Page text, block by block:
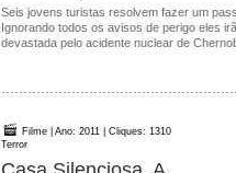
Seis jovens turistas resolvem fazer um
Ignorando todos os avisos de perigo eles
devastada pelo acidente nuclear de
Filme | Ano: 2011 | Cliques: 1310
Terror